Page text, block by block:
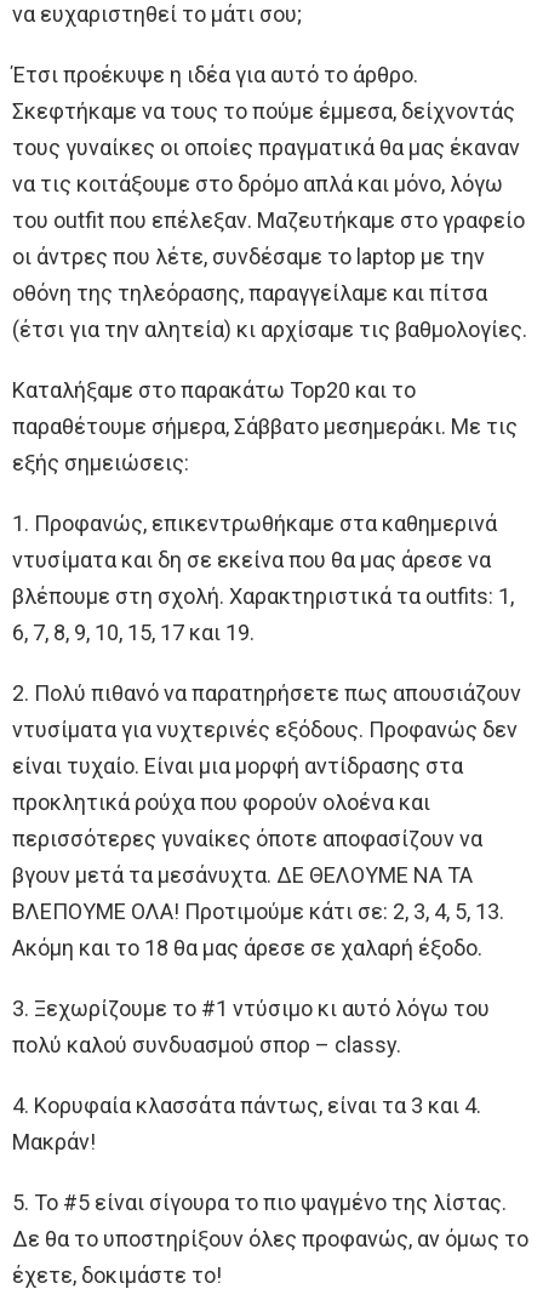
να ευχαριστηθεί το μάτι σου;
Έτσι προέκυψε η ιδέα για αυτό το άρθρο.
Σκεφτήκαμε να τους το πούμε έμμεσα, δείχνοντάς
τους γυναίκες οι οποίες πραγματικά θα μας έκαναν
να τις κοιτάξουμε στο δρόμο απλά και μόνο, λόγω
του outfit που επέλεξαν. Μαζευτήκαμε στο γραφείο
οι άντρες που λέτε, συνδέσαμε το laptop με την
οθόνη της τηλεόρασης, παραγγείλαμε και πίτσα
(έτσι για την αλητεία) κι αρχίσαμε τις βαθμολογίες.
Καταλήξαμε στο παρακάτω Top20 και το
παραθέτουμε σήμερα, Σάββατο μεσημεράκι. Με τις
εξής σημειώσεις:
1. Προφανώς, επικεντρωθήκαμε στα καθημερινά
ντυσίματα και δη σε εκείνα που θα μας άρεσε να
βλέπουμε στη σχολή. Χαρακτηριστικά τα outfits: 1,
6, 7, 8, 9, 10, 15, 17 και 19.
2. Πολύ πιθανό να παρατηρήσετε πως απουσιάζουν
ντυσίματα για νυχτερινές εξόδους. Προφανώς δεν
είναι τυχαίο. Είναι μια μορφή αντίδρασης στα
προκλητικά ρούχα που φορούν ολοένα και
περισσότερες γυναίκες όποτε αποφασίζουν να
βγουν μετά τα μεσάνυχτα. ΔΕ ΘΕΛΟΥΜΕ ΝΑ ΤΑ
ΒΛΕΠΟΥΜΕ ΟΛΑ! Προτιμούμε κάτι σε: 2, 3, 4, 5, 13.
Ακόμη και το 18 θα μας άρεσε σε χαλαρή έξοδο.
3. Ξεχωρίζουμε το #1 ντύσιμο κι αυτό λόγω του
πολύ καλού συνδυασμού σπορ – classy.
4. Κορυφαία κλασσάτα πάντως, είναι τα 3 και 4.
Μακράν!
5. Το #5 είναι σίγουρα το πιο ψαγμένο της λίστας.
Δε θα το υποστηρίξουν όλες προφανώς, αν όμως το
έχετε, δοκιμάστε το!